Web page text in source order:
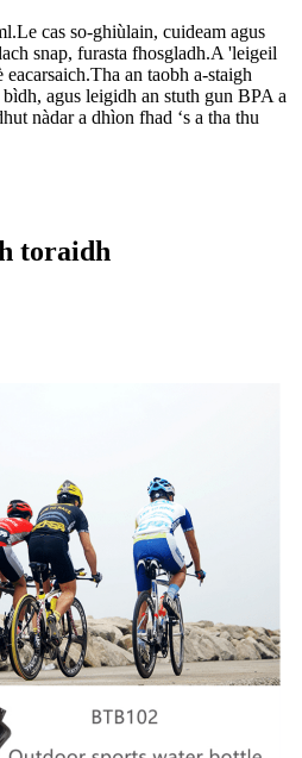
cas so-ghiùlain, cuideam agus
snap, furasta fhosgladh.A 'leigeil
an taobh a-staigh
agus leigidh an stuth gun BPA a
nàdar a dhìon fhad ‘s a tha thu
toraidh